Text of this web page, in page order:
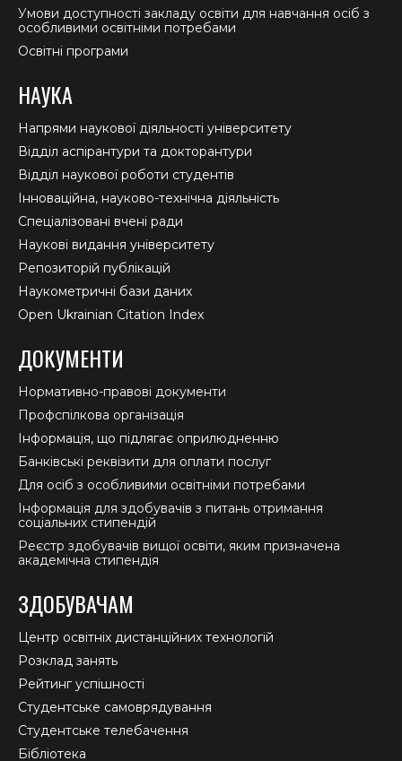
Умови доступності закладу освіти для навчання осіб з
особливими освітніми потребами
Освітні програми
НАУКА
Напрями наукової діяльності університету
Відділ аспірантури та докторантури
Відділ наукової роботи студентів
Інноваційна, науково-технічна діяльність
Спеціалізовані вчені ради
Наукові видання університету
Репозиторій публікацій
Наукометричні бази даних
Open Ukrainian Citation Index
ДОКУМЕНТИ
Нормативно-правові документи
Профспілкова організація
Інформація, що підлягає оприлюдненню
Банківські реквізити для оплати послуг
Для осіб з особливими освітніми потребами
Інформація для здобувачів з питань отримання
соціальних стипендій
Реєстр здобувачів вищої освіти, яким призначена
академічна стипендія
ЗДОБУВАЧАМ
Центр освітніх дистанційних технологій
Розклад занять
Рейтинг успішності
Студентське самоврядування
Студентське телебачення
Бібліотека